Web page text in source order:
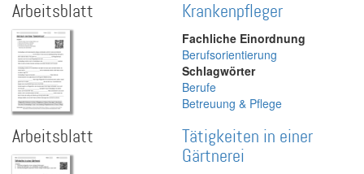
Arbeitsblatt Krankenpfleger
Fachliche Einordnung
Berufsorientierung
Schlagwörter
Berufe
Betreuung & Pflege
Arbeitsblatt
Tätigkeiten in einer
Gärtnerei